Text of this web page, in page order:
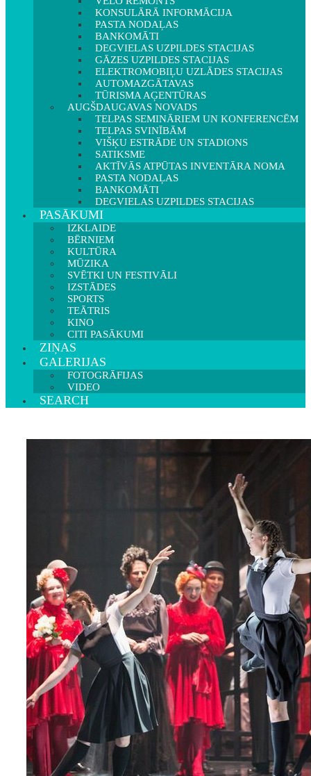
KONSULĀRĀ INFORMĀCIJA
PASTA NODAĻAS
BANKOMĀTI
DEGVIELAS UZPILDES STACIJAS
GĀZES UZPILDES STACIJAS
ELEKTROMOBIĻU UZLĀDES STACIJAS
AUTOMAZGĀTAVAS
TŪRISMA AĢENTŪRAS
AUGŠDAUGAVAS NOVADS
TELPAS SEMINĀRIEM UN KONFERENCĒM
TELPAS SVINĪBĀM
VIŠĶU ESTRĀDE UN STADIONS
SATIKSME
AKTĪVĀS ATPŪTAS INVENTĀRA NOMA
PASTA NODAĻAS
BANKOMĀTI
DEGVIELAS UZPILDES STACIJAS
PASĀKUMI
IZKLAIDE
BĒRNIEM
KULTŪRA
MŪZIKA
SVĒTKI UN FESTIVĀLI
IZSTĀDES
SPORTS
TEĀTRIS
KINO
CITI PASĀKUMI
ZIŅAS
GALERIJAS
FOTOGRĀFIJAS
VIDEO
SEARCH